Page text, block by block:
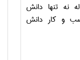
نه تنها دانش
و کار دانش